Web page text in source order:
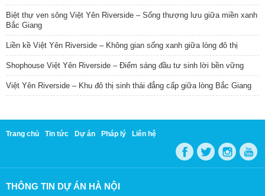
Biệt thự ven sông Việt Yên Riverside – Sống thượng lưu giữa miền xanh
Bắc Giang
Liền kề Việt Yên Riverside – Không gian sống xanh giữa lòng đô thị
Shophouse Việt Yên Riverside – Điểm sáng đầu tư sinh lời bền vững
Việt Yên Riverside – Khu đô thị sinh thái đẳng cấp giữa lòng Bắc Giang
Trang chủ Tin tức Dự án Pháp lý Liên hệ
THÔNG TIN DỰ ÁN HÀ NỘI